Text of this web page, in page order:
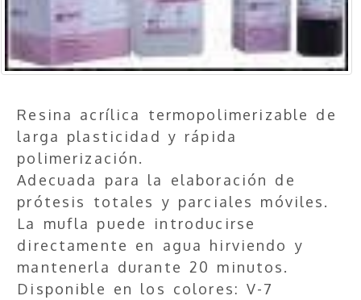
Resina acrílica termopolimerizable de
larga plasticidad y rápida
polimerización.
Adecuada para la elaboración de
prótesis totales y parciales móviles.
La mufla puede introducirse
directamente en agua hirviendo y
mantenerla durante 20 minutos.
Disponible en los colores: V-7